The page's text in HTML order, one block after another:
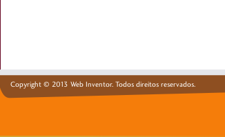
Copyright © 2013 Web Inventor. Todos direitos reservados.